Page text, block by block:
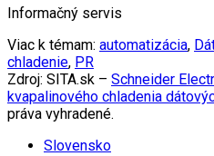
Informačný servis
Viac k témam: automatizácia,
chladenie, PR
Zdroj: SITA.sk – Schneider
kvapalinového chladenia
práva vyhradené.
Slovensko